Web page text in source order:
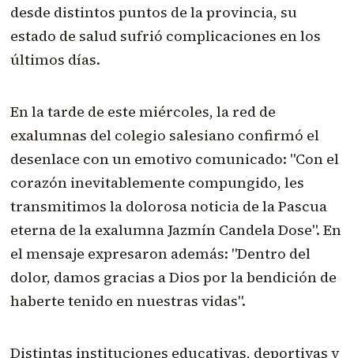
desde distintos puntos de la provincia, su
estado de salud sufrió complicaciones en los
últimos días.
En la tarde de este miércoles, la red de
exalumnas del colegio salesiano confirmó el
desenlace con un emotivo comunicado: "Con el
corazón inevitablemente compungido, les
transmitimos la dolorosa noticia de la Pascua
eterna de la exalumna Jazmín Candela Dose". En
el mensaje expresaron además: "Dentro del
dolor, damos gracias a Dios por la bendición de
haberte tenido en nuestras vidas".
Distintas instituciones educativas, deportivas y